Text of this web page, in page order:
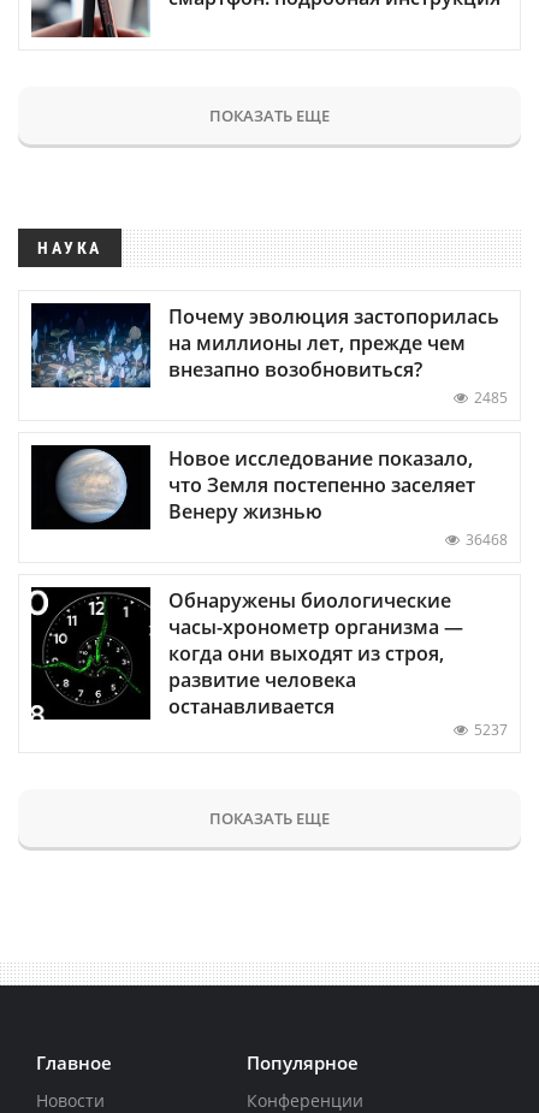
ПОКАЗАТЬ ЕЩЕ
НАУКА
Почему эволюция застопорилась
на миллионы лет, прежде чем
внезапно возобновиться?
2485
Новое исследование показало,
что Земля постепенно заселяет
Венеру жизнью
36468
Обнаружены биологические
часы-хронометр организма —
когда они выходят из строя,
развитие человека
останавливается
5237
ПОКАЗАТЬ ЕЩЕ
Главное
Новости
Популярное
Конференции